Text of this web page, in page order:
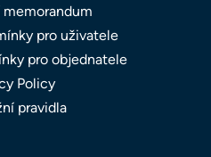
pro uživatele
pro objednatele
Policy
pravidla